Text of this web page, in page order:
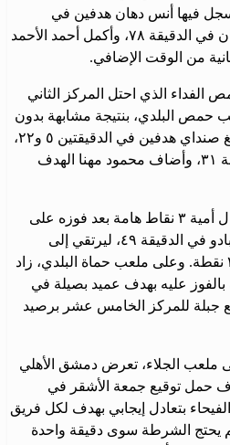
فيها أنس دهان هدفين في
الدقيقتين ٢٥ و٣٢، وحسن دهان في الدقيقة ٧٨، وأكمل أحمد الأحمد
من الوقت الإضافي.
الفداء الذي احتل المركز الثاني
حمص البلدي، بنتيجة مشابهة بدون
رد، حيث سجل المحترف سونغ صنداي هدفين في الدقيقتين ٥ و٢٢،
ومارديك مارديكيان في الدقيقة ٣١، وأضاف محمود مهنا الهدف
وفي ملعب البانوراما بدرعا، نال أمية ٣ نقاط هامة بعد فوزه على
الشعلة بهدف سجله صامويل بادو في الدقيقة ٤٩، ليرتقي إلى
المركز الثالث عشر برصيد ٢٤ نقطة. وعلى ملعب حماة البلدي، زاد
عليه بهدف عميد بصيلة في
تراجع جبلة للمركز الخامس عشر برصيد
ملعب الجلاء، تعرض دمشق الأهلي
حمل توقيع جمعة الأشقر في
ديربي الفيحاء بتعادل إيجابي بهدف لكل فريق
يحتج الشرطة سوى دقيقة واحدة